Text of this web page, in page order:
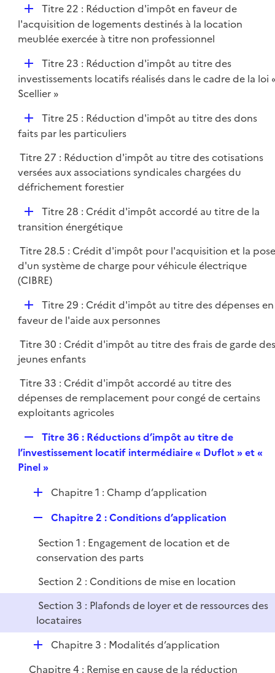
r
D
é
p
e
r
Titre 22 : Réduction d'impôt en faveur de
l'acquisition de logements destinés à la location
meublée exercée à titre non professionnel
D
é
p
e
Titre 23 : Réduction d'impôt au titre des
investissements locatifs réalisés dans le cadre de la loi
Scellier »
D
é
l
i
e
Titre 25 : Réduction d'impôt au titre des dons
faits par les particuliers
Titre 27 : Réduction d'impôt au titre des cotisations
versées aux associations syndicales chargées du
défrichement forestier
D
é
l
i
e
Titre 28 : Crédit d'impôt accordé au titre de la
transition énergétique
Titre 28.5 : Crédit d'impôt pour l'acquisition et la
d'un système de charge pour véhicule électrique
(CIBRE)
D
é
l
i
e
r
Titre 29 : Crédit d'impôt au titre des dépenses en
faveur de l'aide aux personnes
Titre 30 : Crédit d'impôt au titre des frais de garde
jeunes enfants
Titre 33 : Crédit d'impôt accordé au titre des
dépenses de remplacement pour congé de certains
exploitants agricoles
e
p
i
Titre 36 : Réductions d’impôt au titre de
l’investissement locatif intermédiaire « Duflot » et «
Pinel »
D
p
i
e
r
Chapitre 1 : Champ d’application
p
l
e
r
Chapitre 2 : Conditions d’application
Section 1 : Engagement de location et de
conservation des parts
Section 2 : Conditions de mise en location
Section 3 : Plafonds de loyer et de ressources des
locataires
DChapitre 3 : Modalités d’application
Chapitre 4 : Remise en cause de la réduction